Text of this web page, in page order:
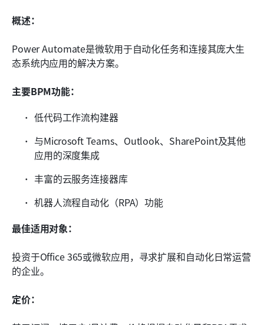
概述：
Power Automate是微软用于自动化任务和连接其庞大生
态系统内应用的解决方案。
主要BPM功能：
低代码工作流构建器
与Microsoft Teams、Outlook、SharePoint及其他
应用的深度集成
丰富的云服务连接器库
机器人流程自动化（RPA）功能
最佳适用对象：
投资于Office 365或微软应用，寻求扩展和自动化日常运营
的企业。
定价：